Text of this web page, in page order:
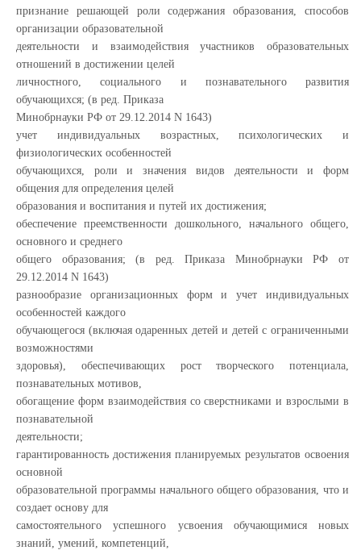
признание решающей роли содержания образования, способов
организации образовательной
деятельности и взаимодействия участников образовательных
отношений в достижении целей
личностного, социального и познавательного развития
обучающихся; (в ред. Приказа
Минобрнауки РФ от 29.12.2014 N 1643)
учет индивидуальных возрастных, психологических и
физиологических особенностей
обучающихся, роли и значения видов деятельности и форм
общения для определения целей
образования и воспитания и путей их достижения;
обеспечение преемственности дошкольного, начального общего,
основного и среднего
общего образования; (в ред. Приказа Минобрнауки РФ от
29.12.2014 N 1643)
разнообразие организационных форм и учет индивидуальных
особенностей каждого
обучающегося (включая одаренных детей и детей с ограниченными
возможностями
здоровья), обеспечивающих рост творческого потенциала,
познавательных мотивов,
обогащение форм взаимодействия со сверстниками и взрослыми в
познавательной
деятельности;
гарантированность достижения планируемых результатов освоения
основной
образовательной программы начального общего образования, что и
создает основу для
самостоятельного успешного усвоения обучающимися новых
знаний, умений, компетенций,